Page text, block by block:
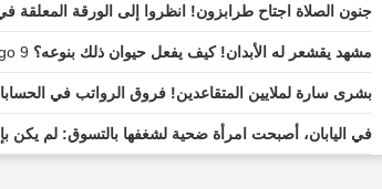
جنون الصلاة اجتاح طرابزون! انظروا إلى الورقة المعلقة
مشهد يقشعر له الأبدان! كيف يفعل حيوان ذلك بنوعه؟ 9 minutes ago...
بشرى سارة لملايين المتقاعدين! فروق الرواتب في
في اليابان، أصبحت امرأة ضحية لشغفها بالتسوق: لم يكن